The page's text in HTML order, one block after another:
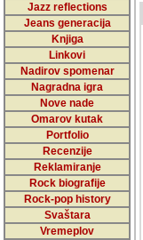
Jazz reflections
Jeans generacija
Knjiga
Linkovi
Nadirov spomenar
Nagradna igra
Nove nade
Omarov kutak
Portfolio
Recenzije
Reklamiranje
Rock biografije
Rock-pop history
Svaštara
Vremeplov